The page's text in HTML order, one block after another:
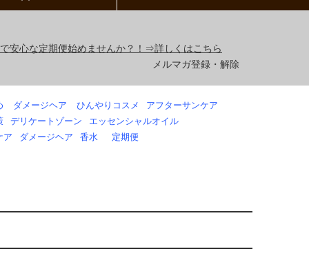
安心な定期便始めませんか？！⇒詳しくはこちら
メルマガ登録・解除
ダメージヘア ひんやりコスメ
アフターサンケア
デリケートゾーン
エッセンシャルオイル
ア
ダメージヘア 香水 定期便